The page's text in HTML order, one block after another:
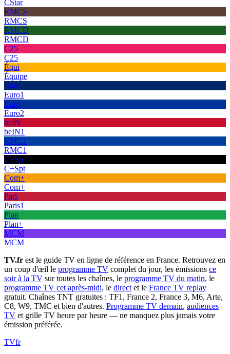
CStar
RMCS
RMCS
RMCD
RMCD
C25
C25
Équi
Équipe
Euro
Euro1
Euro
Euro2
beIN
beIN1
RMC1
RMC1
C+Sp
C+Spt
Com+
Com+
Pari
Paris1
Plan
Plan+
MCM
MCM
TV.fr est le guide TV en ligne de référence en France. Retrouvez en
un coup d'œil le programme TV complet du jour, les émissions ce
soir à la TV sur toutes les chaînes, le programme TV du matin, le
programme TV cet après-midi, le direct et le France TV replay
gratuit. Chaînes TNT gratuites : TF1, France 2, France 3, M6, Arte,
C8, W9, TMC et bien d'autres. Programme TV demain, audiences
TV et grille TV heure par heure — ne manquez plus jamais votre
émission préférée.
TVfr